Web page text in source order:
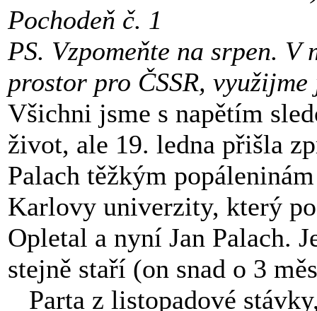
Pochodeň č. 1
PS. Vzpomeňte na srpen.
prostor pro ČSSR,
Všichni jsme s napětím
život, ale 19. ledna přišla
Palach těžkým
Karlovy univerzity, který
Opletal a nyní Jan Palach.
stejně staří (on snad o 3
Parta z listopadové